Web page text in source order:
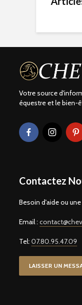
Votre source
équestre et le bien-
Contactez
Besoin d'aide ou
Email :
Tel: 07.80.95.47.09
LAISSER UN